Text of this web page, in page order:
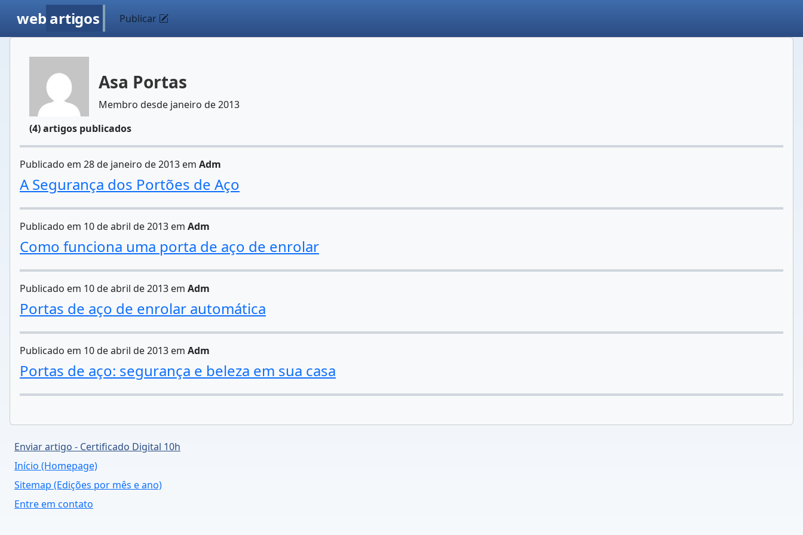
web artigos Publicar
Asa Portas
Membro desde janeiro de 2013
(4) artigos publicados
Publicado em 28 de janeiro de 2013 em Adm
A Segurança dos Portões de Aço
Publicado em 10 de abril de 2013 em Adm
Como funciona uma porta de aço de enrolar
Publicado em 10 de abril de 2013 em Adm
Portas de aço de enrolar automática
Publicado em 10 de abril de 2013 em Adm
Portas de aço: segurança e beleza em sua casa
Enviar artigo - Certificado Digital 10h
Início (Homepage)
Sitemap (Edições por mês e ano)
Entre em contato